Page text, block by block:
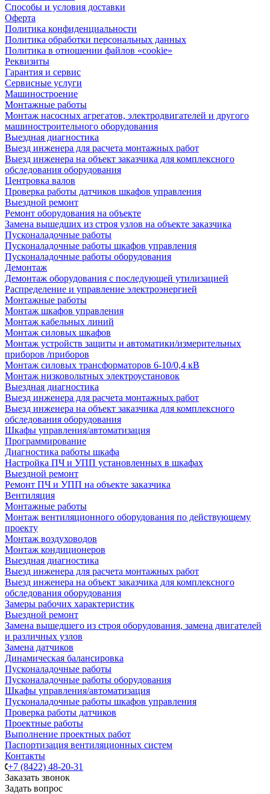
Способы и условия доставки
Оферта
Политика конфиденциальности
Политика обработки персональных данных
Политика в отношении файлов «cookie»
Реквизиты
Гарантия и сервис
Сервисные услуги
Машиностроение
Монтажные работы
Монтаж насосных агрегатов, электродвигателей и другого
машиностроительного оборудования
Выездная диагностика
Выезд инженера для расчета монтажных работ
Выезд инженера на объект заказчика для комплексного
обследования оборудования
Центровка валов
Проверка работы датчиков шкафов управления
Выездной ремонт
Ремонт оборудования на объекте
Замена вышедших из строя узлов на объекте заказчика
Пусконаладочные работы
Пусконаладочные работы шкафов управления
Пусконаладочные работы оборудования
Демонтаж
Демонтаж оборудования с последующей утилизацией
Распределение и управление электроэнергией
Монтажные работы
Монтаж шкафов управления
Монтаж кабельных линий
Монтаж силовых шкафов
Монтаж устройств защиты и автоматики/измерительных
приборов /приборов
Монтаж силовых трансформаторов 6-10/0,4 кВ
Монтаж низковольтных электроустановок
Выездная диагностика
Выезд инженера для расчета монтажных работ
Выезд инженера на объект заказчика для комплексного
обследования оборудования
Шкафы управления/автоматизация
Программирование
Диагностика работы шкафа
Настройка ПЧ и УПП установленных в шкафах
Выездной ремонт
Ремонт ПЧ и УПП на объекте заказчика
Вентиляция
Монтажные работы
Монтаж вентиляционного оборудования по действующему
проекту
Монтаж воздуховодов
Монтаж кондиционеров
Выездная диагностика
Выезд инженера для расчета монтажных работ
Выезд инженера на объект заказчика для комплексного
обследования оборудования
Замеры рабочих характеристик
Выездной ремонт
Замена вышедшего из строя оборудования, замена двигателей
и различных узлов
Замена датчиков
Динамическая балансировка
Пусконаладочные работы
Пусконаладочные работы оборудования
Шкафы управления/автоматизация
Пусконаладочные работы шкафов управления
Проверка работы датчиков
Проектные работы
Выполнение проектных работ
Паспортизация вентиляционных систем
Контакты
+7 (8422) 48-20-31
Заказать звонок
Задать вопрос